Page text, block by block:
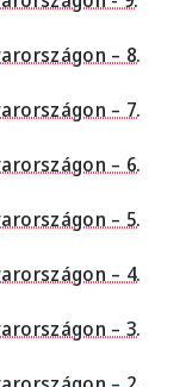
– 8.
– 7.
– 6.
– 5.
– 4.
– 3.